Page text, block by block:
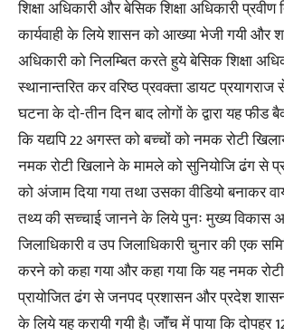
शिक्षा अधिकारी और बेसिक शिक्षा अधिकारी प्रवीण
कार्यवाही के लिये शासन को आख्या भेजी गयी और
अधिकारी को निलम्बित करते हुये बेसिक शिक्षा
स्थानान्तरित कर वरिष्ठ प्रवक्ता डायट प्रयागराज
घटना के दो-तीन दिन बाद लोगों के द्वारा यह फीड
कि यद्यपि 22 अगस्त को बच्चों को नमक रोटी
नमक रोटी खिलाने के मामले को सुनियोजि ढंग से
को अंजाम दिया गया तथा उसका वीडियो बनाकर
तथ्य की सच्चाई जानने के लिये पुनः मुख्य विकास
जिलाधिकारी व उप जिलाधिकारी चुनार की एक
करने को कहा गया और कहा गया कि यह नमक
प्रायोजित ढंग से जनपद प्रशासन और प्रदेश
के लिये यह करायी गयी है। जाॅंच में पाया कि